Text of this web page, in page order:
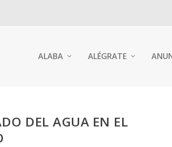
ALABA ALÉGRATE
DEL AGUA EN EL